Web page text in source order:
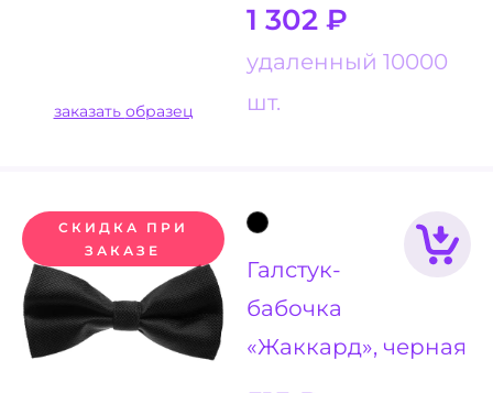
1 302 ₽
удаленный 10000
шт.
заказать образец
СКИДКА ПРИ
ЗАКАЗЕ
Галстук-
бабочка
«Жаккард», черная